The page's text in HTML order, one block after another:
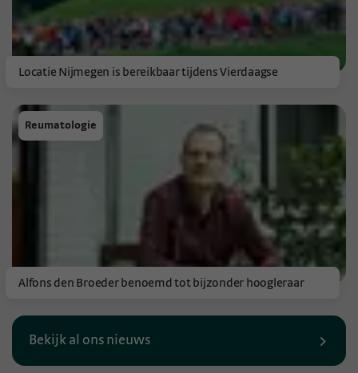
Locatie Nijmegen is bereikbaar tijdens Vierdaagse
Alfons den Broeder benoemd tot bijzonder hoogleraar
Reumatologie
Bekijk al ons nieuws